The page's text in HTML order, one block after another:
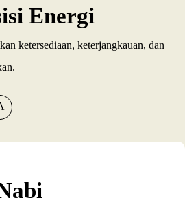
Energi
ketersediaan, keterjangkauan, dan